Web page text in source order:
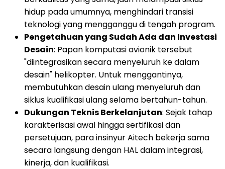
hidup pada umumnya, menghindari transisi
teknologi yang mengganggu di tengah program.
Pengetahuan yang Sudah Ada dan Investasi
Desain: Papan komputasi avionik tersebut
"diintegrasikan secara menyeluruh ke dalam
desain" helikopter. Untuk menggantinya,
membutuhkan desain ulang menyeluruh dan
siklus kualifikasi ulang selama bertahun-tahun.
Dukungan Teknis Berkelanjutan: Sejak tahap
karakterisasi awal hingga sertifikasi dan
persetujuan, para insinyur Aitech bekerja sama
secara langsung dengan HAL dalam integrasi,
kinerja, dan kualifikasi.